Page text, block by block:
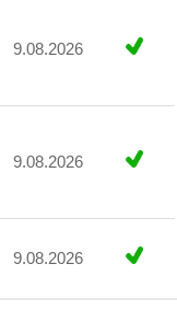
9.08.2026
9.08.2026
9.08.2026